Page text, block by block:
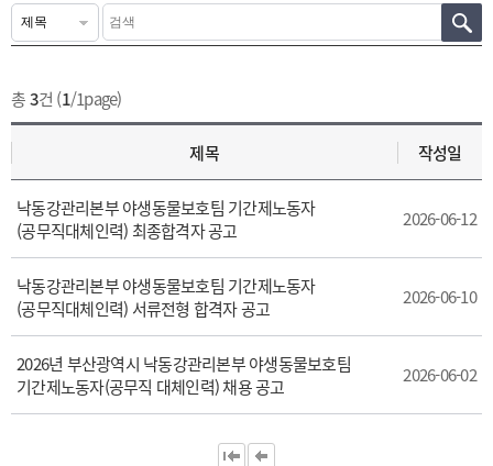
총3건 (1/1page)
제목 작성일
낙동강관리본부 야생동물보호팀 기간제노동자
(공무직대체인력) 최종합격자 공고
2026-06-12
낙동강관리본부 야생동물보호팀 기간제노동자
(공무직대체인력) 서류전형 합격자 공고
2026-06-10
2026년 부산광역시 낙동강관리본부 야생동물보호팀
기간제노동자(공무직 대체인력) 채용 공고
2026-06-02